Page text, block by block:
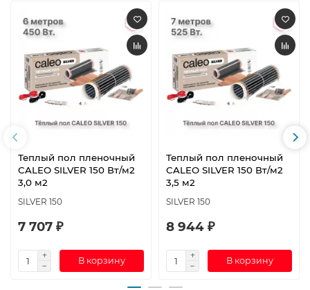
Теплый пол пленочный
CALEO SILVER 150 Вт/м2
3,0 м2
SILVER 150
7 707 ₽
В корзину
Теплый пол пленочный
CALEO SILVER 150 Вт/м2
3,5 м2
SILVER 150
8 944 ₽
В корзину